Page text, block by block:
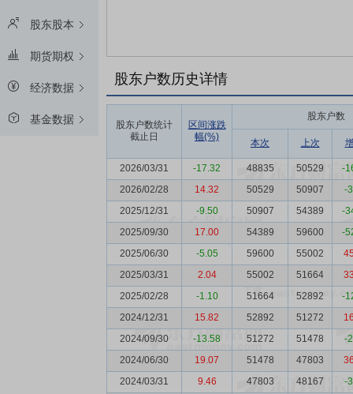
股东股本
期货期权
经济数据
基金数据
股东户数历史详情
股东户数统计
截止日
区间涨跌
幅(%)
股东户数
本次 上次
2026/03/31 -17.32 48835 50529
-
2026/02/28
14.32 50529 50907
-
2025/12/31
-9.50 50907 54389
-
2025/09/30
17.00 54389 59600
-
2025/06/30
-5.05 59600 55002
2025/03/31
2.04 55002 51664
2025/02/28
-1.10 51664 52892
-
2024/12/31
15.82 52892 51272
2024/09/30
-13.58 51272 51478
-
2024/06/30
19.07 51478 47803
2024/03/31
9.46 47803 48167
-